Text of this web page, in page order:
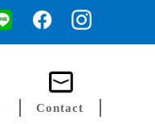
Contact